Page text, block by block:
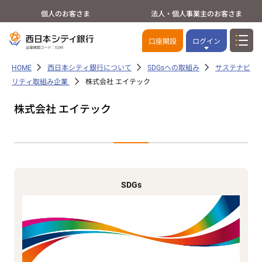
個人のお客さま 法人・個人事業主のお客さま
口座開設 ログイン
HOME 西日本シティ銀行について SDGsへの取組み
サステナビ
リティ取組み企業
株式会社 エイテック
株式会社 エイテック
SDGs